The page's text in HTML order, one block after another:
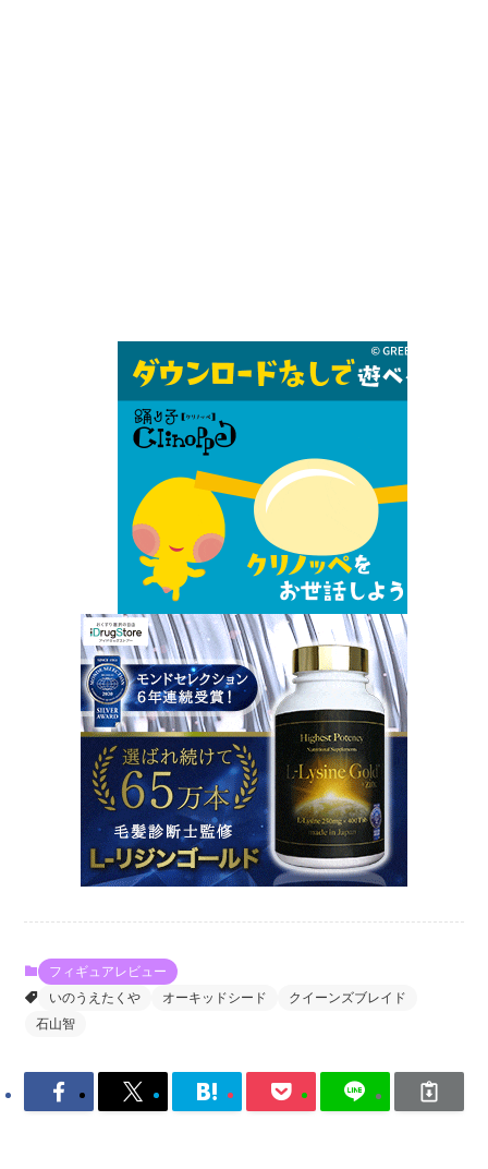
フィギュアレビュー
いのうえたくや
オーキッドシード
クイーンズブレイド
石山智